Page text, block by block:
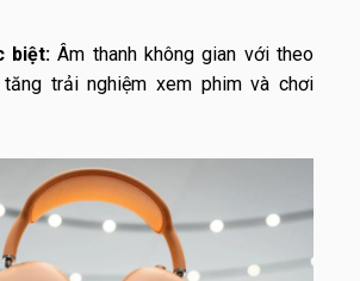
biệt: Âm thanh không gian với theo
trải nghiệm xem phim và chơi